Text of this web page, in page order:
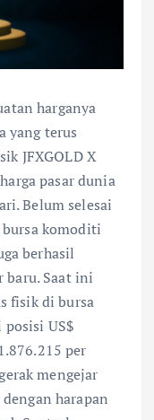
harganya
yang terus
JFXGOLD X
pasar dunia
Belum selesai
komoditi
berhasil
baru. Saat ini
fisik di bursa
US$
per
mengejar
harapan